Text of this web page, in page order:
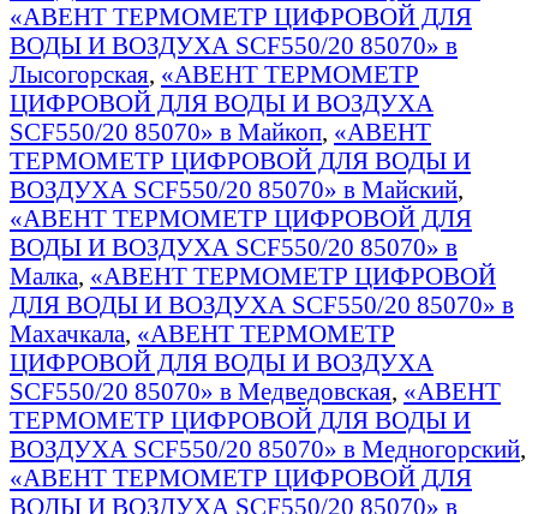
«АВЕНТ ТЕРМОМЕТР ЦИФРОВОЙ ДЛЯ
ВОДЫ И ВОЗДУХА SCF550/20 85070» в
Лысогорская, «АВЕНТ ТЕРМОМЕТР
ЦИФРОВОЙ ДЛЯ ВОДЫ И ВОЗДУХА
SCF550/20 85070» в Майкоп, «АВЕНТ
ТЕРМОМЕТР ЦИФРОВОЙ ДЛЯ ВОДЫ И
ВОЗДУХА SCF550/20 85070» в Майский,
«АВЕНТ ТЕРМОМЕТР ЦИФРОВОЙ ДЛЯ
ВОДЫ И ВОЗДУХА SCF550/20 85070» в
Малка, «АВЕНТ ТЕРМОМЕТР ЦИФРОВОЙ
ДЛЯ ВОДЫ И ВОЗДУХА SCF550/20 85070» в
Махачкала, «АВЕНТ ТЕРМОМЕТР
ЦИФРОВОЙ ДЛЯ ВОДЫ И ВОЗДУХА
SCF550/20 85070» в Медведовская, «АВЕНТ
ТЕРМОМЕТР ЦИФРОВОЙ ДЛЯ ВОДЫ И
ВОЗДУХА SCF550/20 85070» в Медногорский,
«АВЕНТ ТЕРМОМЕТР ЦИФРОВОЙ ДЛЯ
ВОДЫ И ВОЗДУХА SCF550/20 85070» в